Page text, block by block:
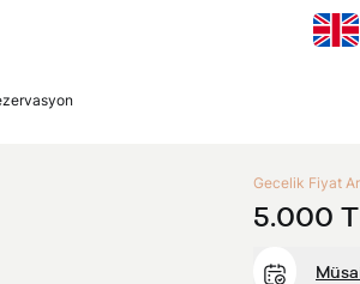
Gecelik Fiyat
5.000